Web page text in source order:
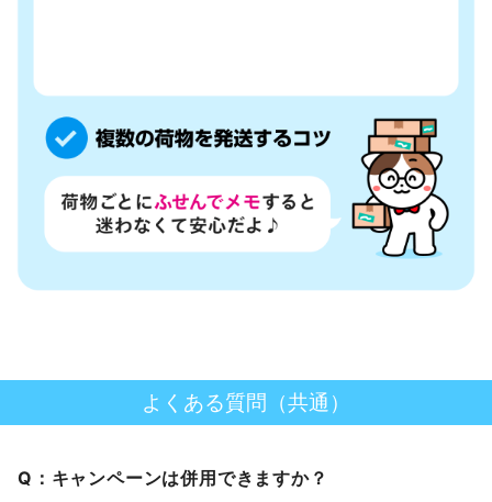
よくある質問（共通）
Q：キャンペーンは併用できますか？